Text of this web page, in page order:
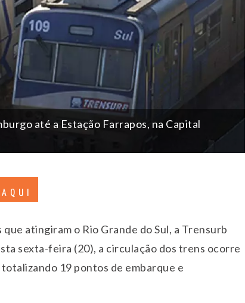
até a Estação Farrapos, na Capital
atingiram o Rio Grande do Sul, a Trensurb
sexta-feira (20), a circulação dos trens ocorre
19 pontos de embarque e